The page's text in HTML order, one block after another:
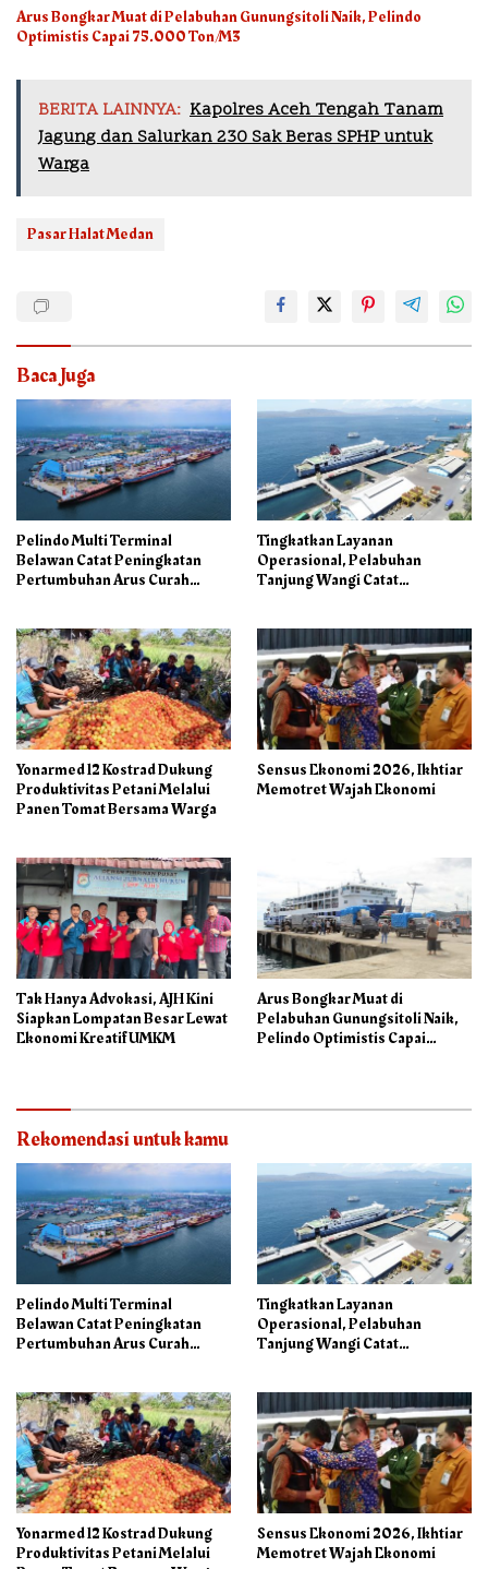
Arus Bongkar Muat di Pelabuhan Gunungsitoli Naik, Pelindo
Optimistis Capai 75.000 Ton/M3
BERITA LAINNYA: Kapolres Aceh Tengah Tanam
Jagung dan Salurkan 230 Sak Beras SPHP untuk
Warga
Pasar Halat Medan
Baca Juga
Pelindo Multi Terminal
Belawan Catat Peningkatan
Pertumbuhan Arus Curah
Tingkatkan Layanan
Operasional, Pelabuhan
Tanjung Wangi Catat
Yonarmed 12 Kostrad Dukung
Produktivitas Petani Melalui
Panen Tomat Bersama Warga
Sensus Ekonomi 2026, Ikhtiar
Memotret Wajah Ekonomi
Tak Hanya Advokasi, AJH Kini
Siapkan Lompatan Besar Lewat
Ekonomi Kreatif UMKM
Arus Bongkar Muat di
Pelabuhan Gunungsitoli Naik,
Pelindo Optimistis Capai
Rekomendasi untuk kamu
Pelindo Multi Terminal
Belawan Catat Peningkatan
Pertumbuhan Arus Curah
Tingkatkan Layanan
Operasional, Pelabuhan
Tanjung Wangi Catat
Yonarmed 12 Kostrad Dukung
Produktivitas Petani Melalui
Sensus Ekonomi 2026, Ikhtiar
Memotret Wajah Ekonomi